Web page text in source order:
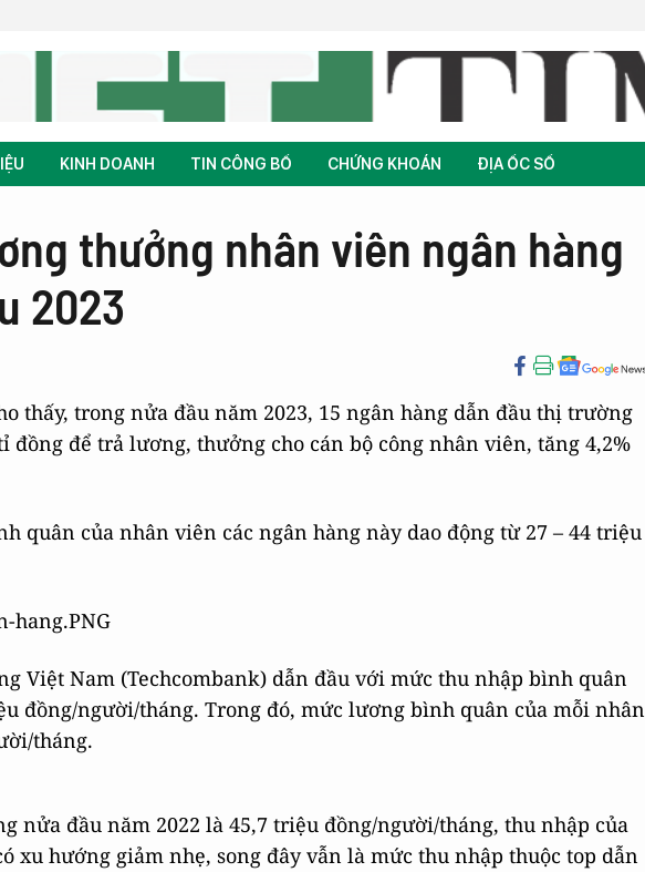
KINH DOANH TIN CÔNG BỐ CHỨNG KHOÁN ĐỊA ỐC SỐ
thưởng nhân viên ngân hàng
2023
thấy, trong nửa đầu năm 2023, 15 ngân hàng dẫn đầu thị trường
đồng để trả lương, thưởng cho cán bộ công nhân viên, tăng 4,2%
quân của nhân viên các ngân hàng này dao động từ 27 – 44 triệu
Việt Nam (Techcombank) dẫn đầu với mức thu nhập bình quân
đồng/người/tháng. Trong đó, mức lương bình quân của mỗi nhân
tháng.
nửa đầu năm 2022 là 45,7 triệu đồng/người/tháng, thu nhập của
xu hướng giảm nhẹ, song đây vẫn là mức thu nhập thuộc top dẫn